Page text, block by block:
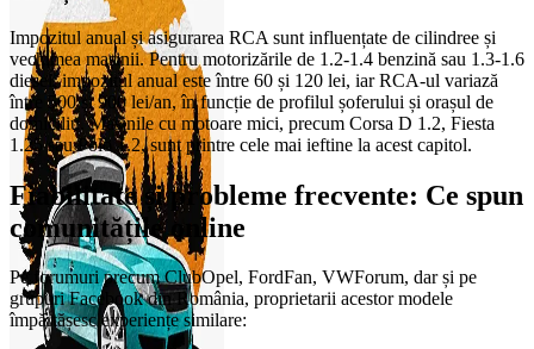
Impozitul anual și asigurarea RCA sunt influențate de cilindree și
vechimea mașinii. Pentru motorizările de 1.2-1.4 benzină sau 1.3-1.6
diesel, impozitul anual este între 60 și 120 lei, iar RCA-ul variază
între 500 și 900 lei/an, în funcție de profilul șoferului și orașul de
domiciliu. Mașinile cu motoare mici, precum Corsa D 1.2, Fiesta
1.25 sau Polo 1.2, sunt printre cele mai ieftine la acest capitol.
Fiabilitate și probleme frecvente: Ce spun
comunitățile online
Pe forumuri precum ClubOpel, FordFan, VWForum, dar și pe
grupuri Facebook din România, proprietarii acestor modele
împărtășesc experiențe similare: